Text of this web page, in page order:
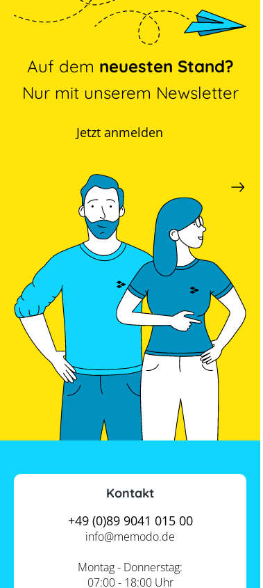
Auf dem neuesten Stand?
Nur mit unserem Newsletter
Jetzt anmelden
Kontakt
+49 (0)89 9041 015 00
info@memodo.de
Montag - Donnerstag:
07:00 - 18:00 Uhr